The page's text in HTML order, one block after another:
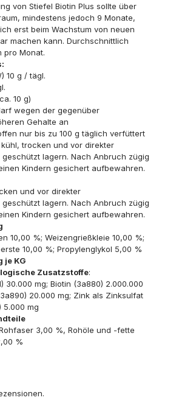
von Stiefel Biotin Plus sollte über
mindestens jedoch 9 Monate,
erst beim Wachstum von neuen
machen kann. Durchschnittlich
pro Monat.
10 g / tägl.
10 g)
wegen der gegenüber
Gehalte an
nur bis zu 100 g täglich verfüttert
trocken und vor direkter
lagern. Nach Anbruch zügig
Kindern gesichert aufbewahren.
und vor direkter
lagern. Nach Anbruch zügig
Kindern gesichert aufbewahren.
10,00 %; Weizengrießkleie 10,00 %;
10,00 %; Propylenglykol 5,00 %
je KG
Zusatzstoffe:
30.000 mg; Biotin (3a880) 2.000.000
20.000 mg; Zink als Zinksulfat
5.000 mg
3,00 %, Rohöle und -fette
%